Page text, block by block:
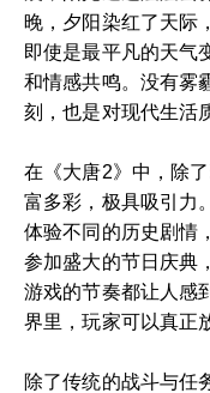
晚，夕阳染红了天际
即使是最平凡的天气
和情感共鸣。没有雾
刻，也是对现代生活
在《大唐2》中，除
富多彩，极具吸引力
体验不同的历史剧情
参加盛大的节日庆典
游戏的节奏都让人感
界里，玩家可以真正
除了传统的战斗与任